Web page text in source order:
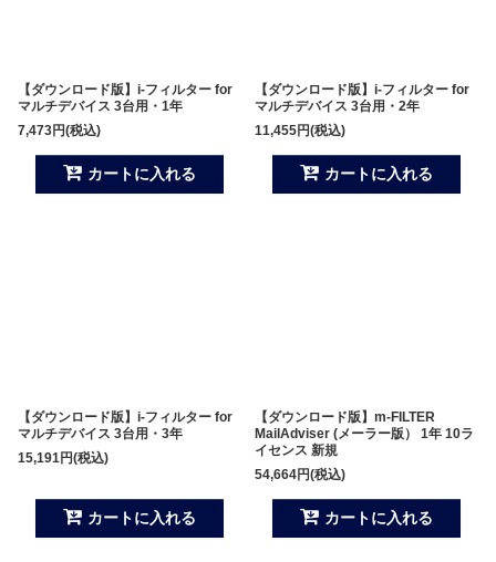
【ダウンロード版】i-フィルター for
マルチデバイス 3台用・1年
7,473円(税込)
カートに入れる
【ダウンロード版】i-フィルター for
マルチデバイス 3台用・2年
11,455円(税込)
カートに入れる
【ダウンロード版】i-フィルター for
マルチデバイス 3台用・3年
15,191円(税込)
カートに入れる
【ダウンロード版】m-FILTER
MailAdviser (メーラー版） 1年 10ラ
イセンス 新規
54,664円(税込)
カートに入れる